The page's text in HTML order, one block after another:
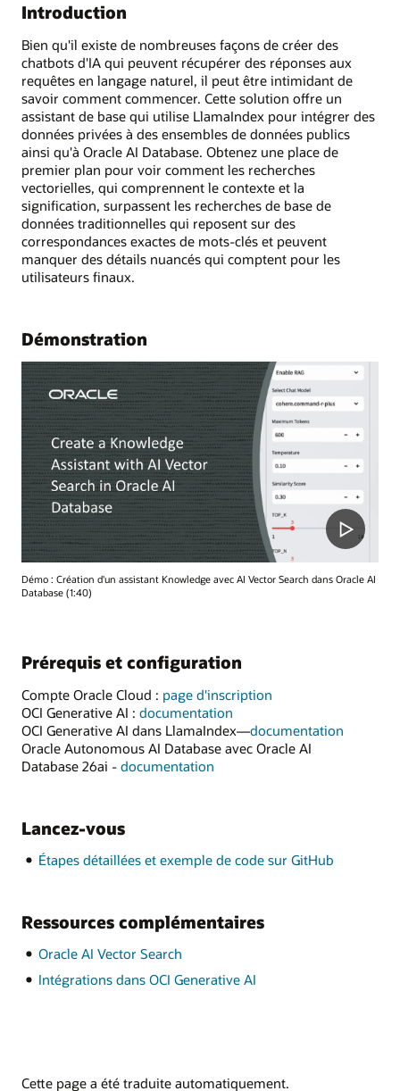
Introduction
Bien qu'il existe de nombreuses façons de créer des
chatbots d'IA qui peuvent récupérer des réponses aux
requêtes en langage naturel, il peut être intimidant de
savoir comment commencer. Cette solution offre un
assistant de base qui utilise LlamaIndex pour intégrer des
données privées à des ensembles de données publics
ainsi qu'à Oracle AI Database. Obtenez une place de
premier plan pour voir comment les recherches
vectorielles, qui comprennent le contexte et la
signification, surpassent les recherches de base de
données traditionnelles qui reposent sur des
correspondances exactes de mots-clés et peuvent
manquer des détails nuancés qui comptent pour les
utilisateurs finaux.
Démonstration
Démo : Création d'un assistant Knowledge avec AI Vector Search dans Oracle AI
Database (1:40)
Prérequis et configuration
Compte Oracle Cloud : page d'inscription
OCI Generative AI : documentation
OCI Generative AI dans LlamaIndex—documentation
Oracle Autonomous AI Database avec Oracle AI
Database 26ai - documentation
Lancez-vous
Étapes détaillées et exemple de code sur GitHub
Ressources complémentaires
Oracle AI Vector Search
Intégrations dans OCI Generative AI
Cette page a été traduite automatiquement.